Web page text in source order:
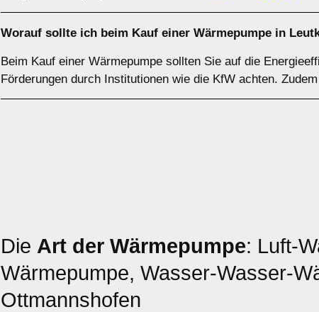
Worauf sollte ich beim Kauf einer Wärmepumpe in
Beim Kauf einer Wärmepumpe sollten Sie auf die
Förderungen durch Institutionen wie die KfW achten.
Die Art der Wärmepumpe: Luft-
Wärmepumpe, Wasser-Wasser-
Ottmannshofen